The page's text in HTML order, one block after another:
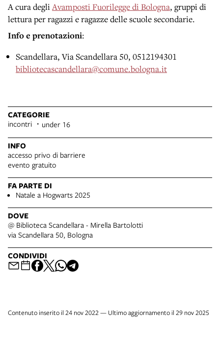
A cura degliAvamposti Fuorilegge di Bologna, gruppi di
lettura per ragazzi e ragazze delle scuole secondarie.
Info e prenotazioni:
Scandellara, Via Scandellara 50, 0512194301
bibliotecascandellara@comune.bologna.it
CATEGORIE
incontri under 16
INFO
accesso privo di barriere
evento gratuito
FA PARTE DI
Natale a Hogwarts 2025
DOVE
@ Biblioteca Scandellara - Mirella Bartolotti
via Scandellara 50, Bologna
CONDIVIDI
Contenuto inserito il 24 nov 2022 — Ultimo aggiornamento il 29 nov 2025